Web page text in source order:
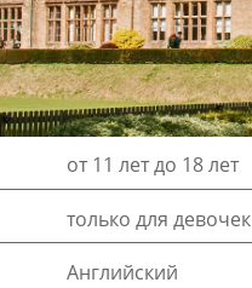
от 11 лет до 18 лет
только для девочек
Английский